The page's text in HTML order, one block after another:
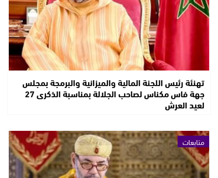
تهنئة رئيس اللجنة المالية والميزانية والبرمجة بمجلس
جهة فاس مكناس لصاحب الجلالة بمناسبة الذكرى 27
لعيد العرش
متابعات